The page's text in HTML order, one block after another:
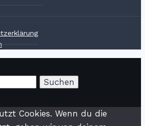
Cookies. Wenn du die